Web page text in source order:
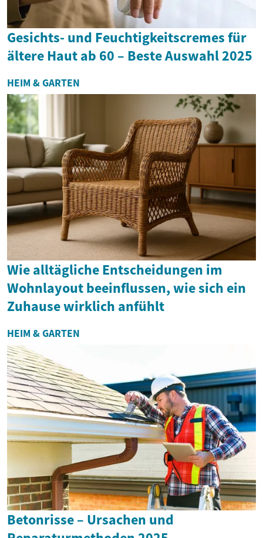
Gesichts- und Feuchtigkeitscremes für
ältere Haut ab 60 – Beste Auswahl 2025
HEIM & GARTEN
Wie alltägliche Entscheidungen im
Wohnlayout beeinflussen, wie sich ein
Zuhause wirklich anfühlt
HEIM & GARTEN
Betonrisse – Ursachen und